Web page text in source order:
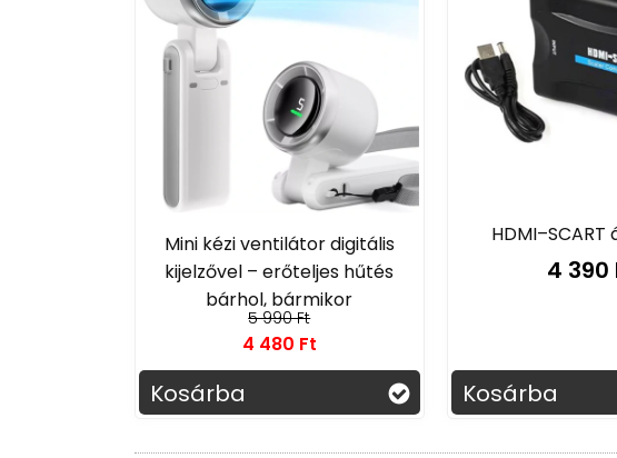
Mini kézi ventilátor digitális
kijelzővel – erőteljes hűtés
bárhol, bármikor
5 990 Ft
4 480 Ft
Kosárba
4 390
Kosárba